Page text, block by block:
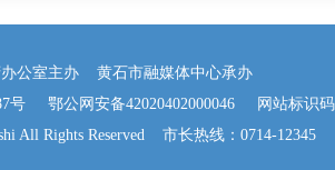
办公室主办 黄石市融媒体中心承办
号
鄂公网安备42020402000046 网站标识码
All Rights Reserved 市长热线：0714-12345